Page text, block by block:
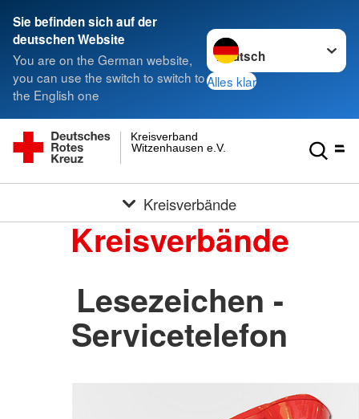
Sie befinden sich auf der
deutschen Website
You are on the German website,
you can use the switch to switch to
the English one
Sprache wechseln zu
Alles klar
Witzenhausen e.V.
Kreisverband
Kreisverbände
Kreisverbände
Lesezeichen -
Servicetelefon